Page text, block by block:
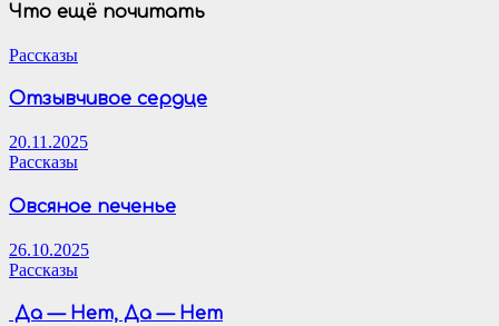
Что ещё почитать
Рассказы
Отзывчивое сердце
20.11.2025
Рассказы
Овсяное печенье
26.10.2025
Рассказы
Да — Нет, Да — Нет